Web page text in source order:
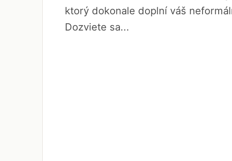
ktorý dokonale doplní váš
Dozviete sa...